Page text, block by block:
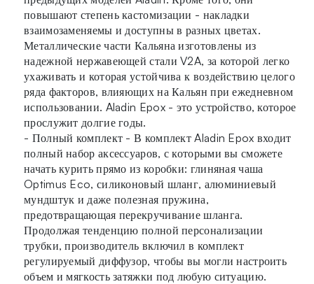
повышают степень кастомизации - накладки
взаимозаменяемы и доступны в разных цветах.
Металлические части Кальяна изготовлены из
надежной нержавеющей стали V2A, за которой легко
ухаживать и которая устойчива к воздействию целого
ряда факторов, влияющих на Кальян при ежедневном
использовании. Aladin Epox - это устройство, которое
прослужит долгие годы.
- Полный комплект - В комплект Aladin Epox входит
полный набор аксессуаров, с которыми вы сможете
начать курить прямо из коробки: глиняная чаша
Optimus Eco, силиконовый шланг, алюминиевый
мундштук и даже полезная пружина,
предотвращающая перекручивание шланга.
Продолжая тенденцию полной персонализации
трубки, производитель включил в комплект
регулируемый диффузор, чтобы вы могли настроить
объем и мягкость затяжки под любую ситуацию.